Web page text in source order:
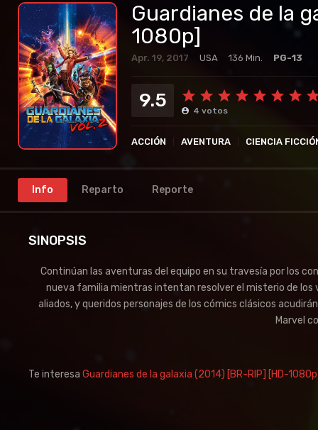
Guardianes de la
1080p]
Apr. 19, 2017 USA 136 Min. PG-13
9.5 4 votos
ACCIÓN AVENTURA CIENCIA
Info Reparto Reporte
SINOPSIS
Continúan las aventuras del equipo en su travesía por los
nueva familia mientras intentan resolver el misterio de los
aliados, y queridos personajes de los cómics clásicos
Marvel
Te interesa Guardianes de la galaxia (2014) [BR-RIP] [HD-